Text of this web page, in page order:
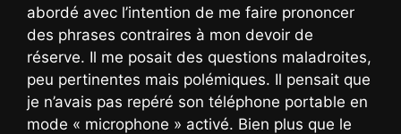
abordé avec l’intention de me faire prononcer
des phrases contraires à mon devoir de
réserve. Il me posait des questions maladroites,
peu pertinentes mais polémiques. Il pensait que
je n’avais pas repéré son téléphone portable en
mode « microphone » activé. Bien plus que le